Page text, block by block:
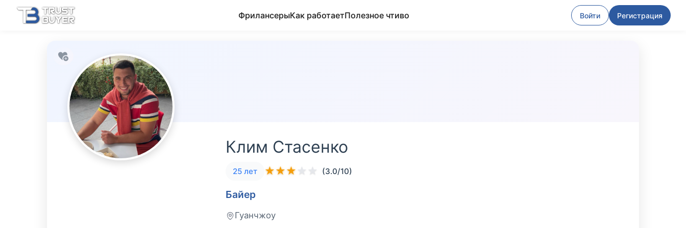
ФрилансерыКак работаетПолезное чтиво Войти Регистрация
Клим Стасенко
25 лет ★★★ ★ ★ (3.0/10)
Байер
Гуанчжоу